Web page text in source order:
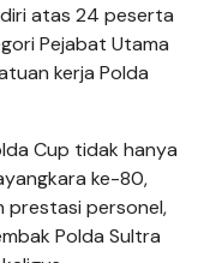
atas 24 peserta
Pejabat Utama
kerja Polda
Cup tidak hanya
ke-80,
prestasi personel,
Polda Sultra